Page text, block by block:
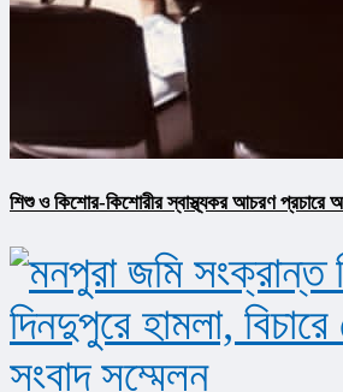
শিশু ও কিশোর-কিশোরীর স্বাস্থ্যকর আচরণ প্রচারে